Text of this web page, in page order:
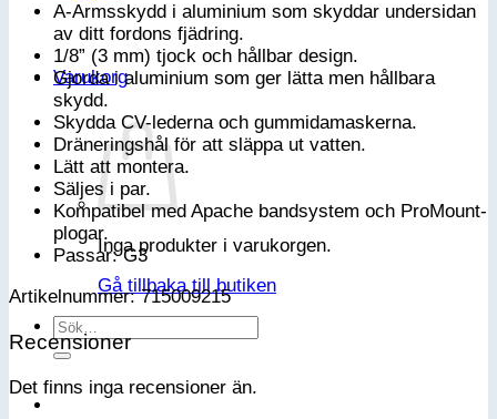
Varukorg
Inga produkter i varukorgen.
Gå tillbaka till butiken
Sök
efter:
A-Armsskydd i aluminium som skyddar undersidan
av ditt fordons fjädring.
1/8” (3 mm) tjock och hållbar design.
Gjorda i aluminium som ger lätta men hållbara
skydd.
Skydda CV-lederna och gummidamaskerna.
Dräneringshål för att släppa ut vatten.
Lätt att montera.
Säljes i par.
Kompatibel med Apache bandsystem och ProMount-
plogar.
Passar: G3
Artikelnummer: 715009215
Recensioner
Det finns inga recensioner än.